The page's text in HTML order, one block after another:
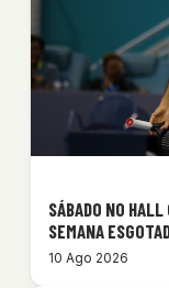
SÁBADO NO
SEMANA
10 Ago 2026